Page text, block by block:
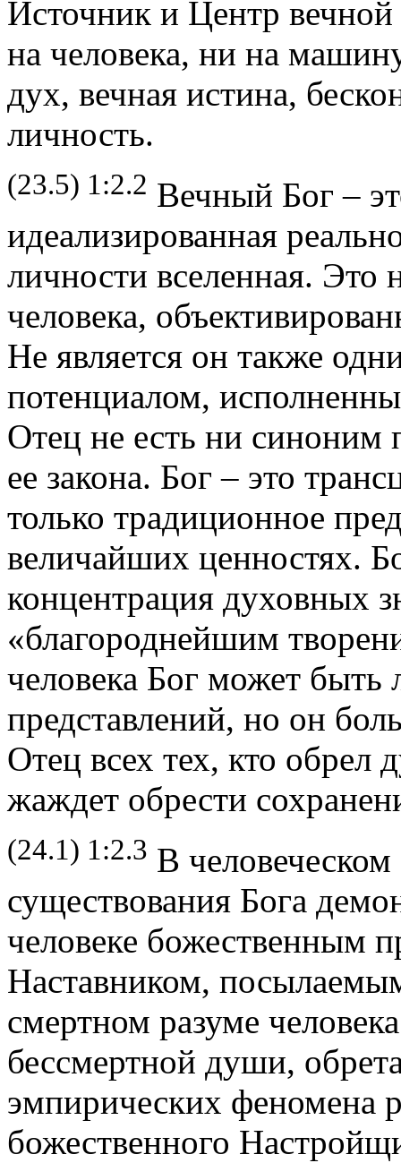
Источник и Центр
на человека, ни на
дух, вечная истина,
личность.
(23.5) 1:2.2 Вечный Бог –
идеализированная
личности вселенная. Это
человека,
Не является он также
потенциалом,
Отец не есть ни
ее закона. Бог – это
только традиционное
величайших ценностях.
концентрация духовных
«благороднейшим
человека Бог может
представлений, но он
Отец всех тех, кто обрел
жаждет обрести
(24.1) 1:2.3 В человеческом
существования Бога
человеке божественным
Наставником,
смертном разуме
бессмертной души,
эмпирических феномена
божественного